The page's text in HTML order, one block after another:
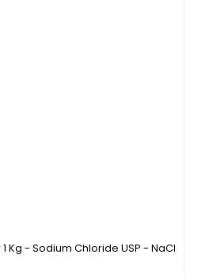
Kg - Sodium Chloride USP - NaCl